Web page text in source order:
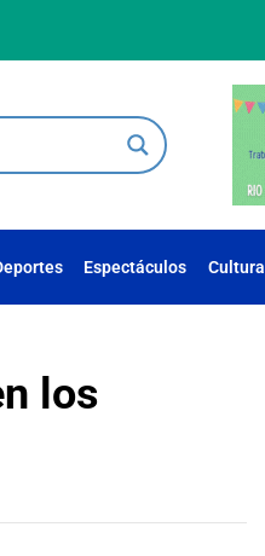
Espectáculos Cultura
los